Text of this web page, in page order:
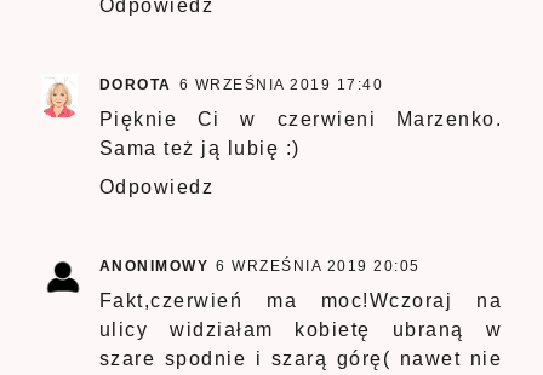
Odpowiedz
DOROTA 6 WRZEŚNIA 2019 17:40
Pięknie Ci w czerwieni Marzenko.
Sama też ją lubię :)
Odpowiedz
ANONIMOWY 6 WRZEŚNIA 2019 20:05
Fakt,czerwień ma moc!Wczoraj na
ulicy widziałam kobietę ubraną w
szare spodnie i szarą górę( nawet nie